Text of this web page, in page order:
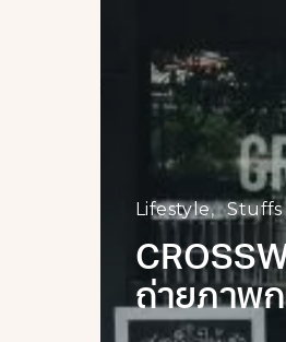
Lifestyle Stuffs
ถ่ายภาพก